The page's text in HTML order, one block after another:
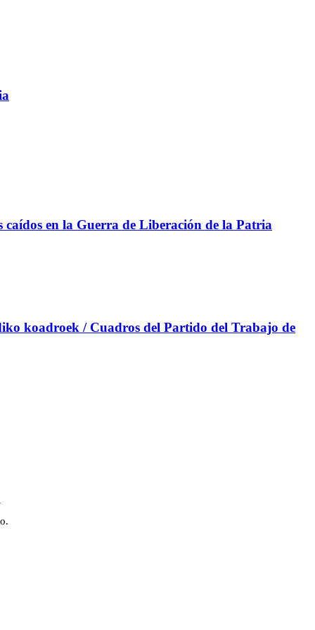
en la Guerra de Liberación de la Patria
koadroek / Cuadros del Partido del Trabajo de